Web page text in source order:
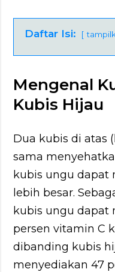
Daftar Isi:
Mengenal
Kubis Hijau
Dua kubis di atas
sama
kubis ungu dapat
lebih besar.
kubis ungu dapat
persen vitamin C
dibanding kubis
menyediakan 47